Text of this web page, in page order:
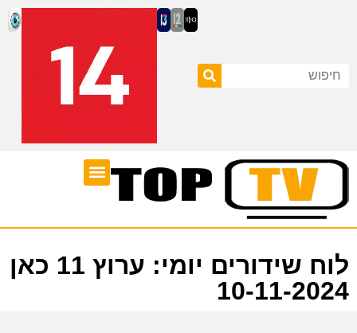
לוח שידורים יומי: ערוץ 11 כאן
10-11-2024